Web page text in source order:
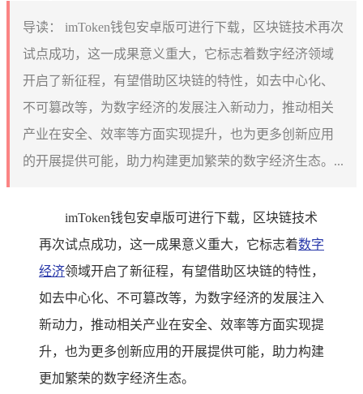
导读：
imToken钱包安卓版可进行下载，区块链技术再次
试点成功，这一成果意义重大，它标志着数字经济领域
开启了新征程，有望借助区块链的特性，如去中心化、
不可篡改等，为数字经济的发展注入新动力，推动相关
产业在安全、效率等方面实现提升，也为更多创新应用
的开展提供可能，助力构建更加繁荣的数字经济生态。...
imToken钱包安卓版可进行下载，区块链技术
再次试点成功，这一成果意义重大，它标志着数字
经济领域开启了新征程，有望借助区块链的特性，
如去中心化、不可篡改等，为数字经济的发展注入
新动力，推动相关产业在安全、效率等方面实现提
升，也为更多创新应用的开展提供可能，助力构建
更加繁荣的数字经济生态。